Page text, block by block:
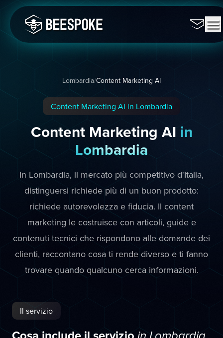
Lombardia/Content Marketing AI
Content Marketing AI in Lombardia
Content Marketing AI in
Lombardia
In Lombardia, il mercato più competitivo d'Italia,
distinguersi richiede più di un buon prodotto:
richiede autorevolezza e fiducia. Il content
marketing le costruisce con articoli, guide e
contenuti tecnici che rispondono alle domande dei
clienti, raccontano cosa ti rende diverso e ti fanno
trovare quando qualcuno cerca informazioni.
Il servizio